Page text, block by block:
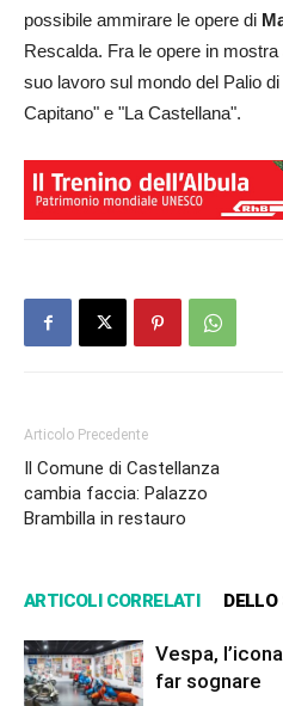
possibile ammirare le opere di
Rescalda. Fra le opere in
suo lavoro sul mondo del Palio
Capitano" e "La Castellana".
Articolo Precedente
Il Comune di Castellanza
cambia faccia: Palazzo
Brambilla in restauro
ARTICOLI CORRELATI
Vespa,
far sognare